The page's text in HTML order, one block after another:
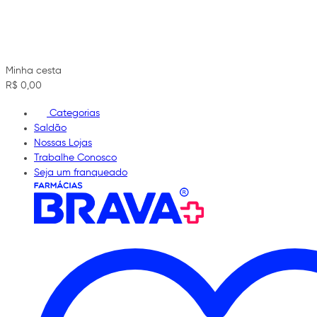
Minha cesta
R$ 0,00
Categorias
Saldão
Nossas Lojas
Trabalhe Conosco
Seja um franqueado